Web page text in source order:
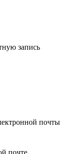
запись
почты
почте.